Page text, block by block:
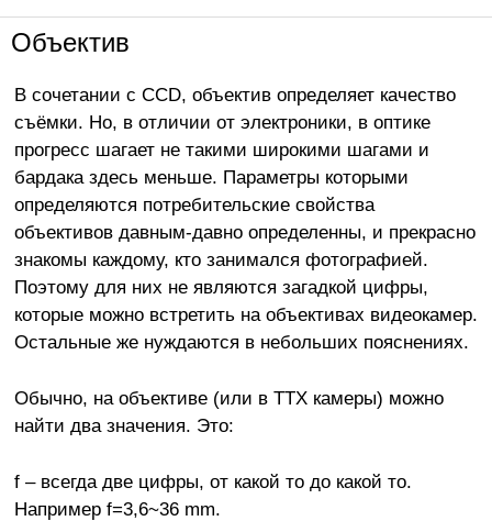
Объектив
В сочетании с CCD, объектив определяет качество
съёмки. Но, в отличии от электроники, в оптике
прогресс шагает не такими широкими шагами и
бардака здесь меньше. Параметры которыми
определяются потребительские свойства
объективов давным-давно определенны, и прекрасно
знакомы каждому, кто занимался фотографией.
Поэтому для них не являются загадкой цифры,
которые можно встретить на объективах видеокамер.
Остальные же нуждаются в небольших пояснениях.
Обычно, на объективе (или в ТТХ камеры) можно
найти два значения. Это:
f – всегда две цифры, от какой то до какой то.
Например f=3,6~36 mm.